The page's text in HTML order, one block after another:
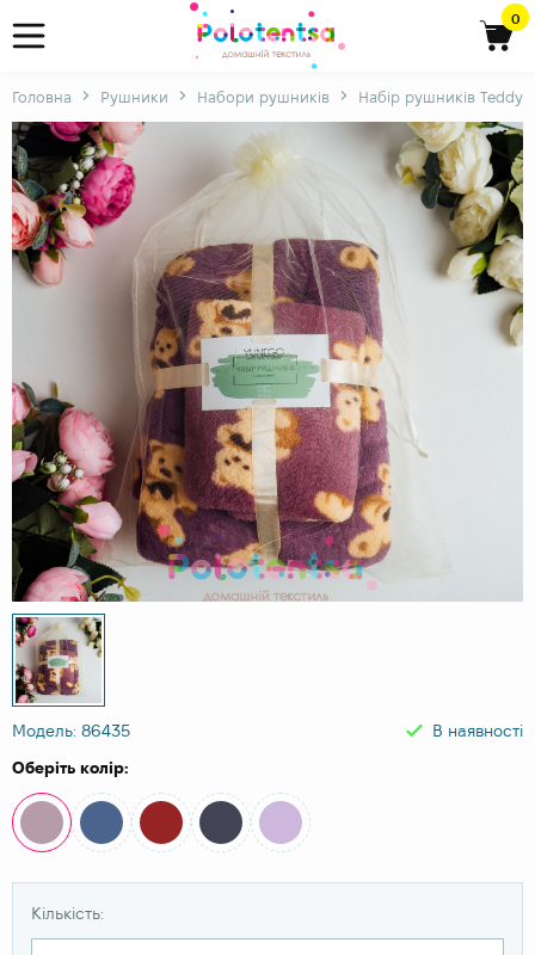
0
Головна Рушники Набори рушників Набір рушників Teddy
Модель: 86435
В наявності
Оберіть колір:
Кількість: